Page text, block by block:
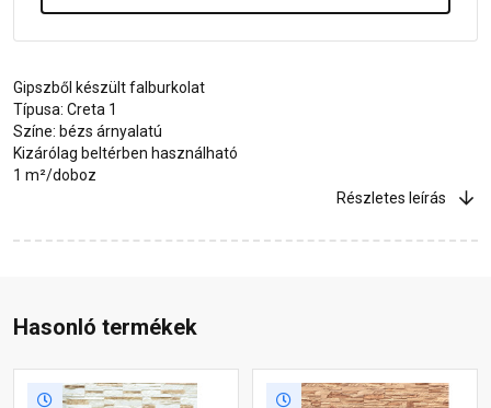
Gipszből készült falburkolat
Típusa: Creta 1
Színe: bézs árnyalatú
Kizárólag beltérben használható
1 m²/doboz
Részletes leírás
Hasonló termékek